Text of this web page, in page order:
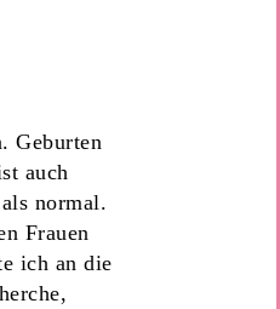
Geburten
auch
normal.
Frauen
ich an die